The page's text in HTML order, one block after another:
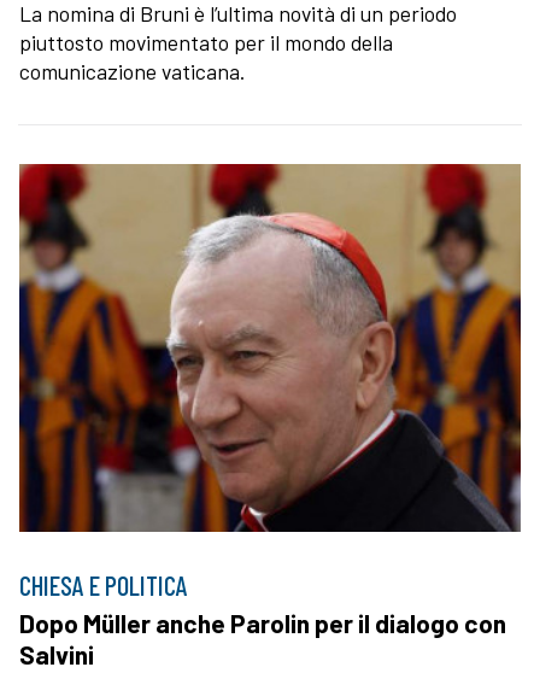
La nomina di Bruni è l’ultima novità di un periodo
piuttosto movimentato per il mondo della
comunicazione vaticana.
CHIESA E POLITICA
Dopo Müller anche Parolin per il dialogo con
Salvini